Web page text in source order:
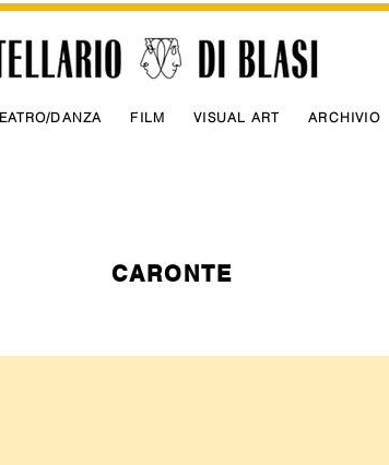
DANZA FILM VISUAL ART ARCHIVIO
CARONTE